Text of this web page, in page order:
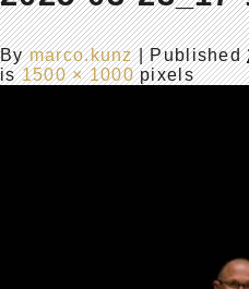
Bymarco.kunz |Published
is1500 × 1000pixels